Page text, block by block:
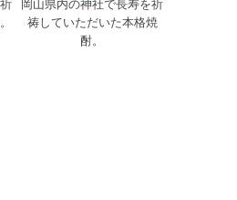
岡山県内の神社で長寿を祈
祷していただいた本格焼
酎。